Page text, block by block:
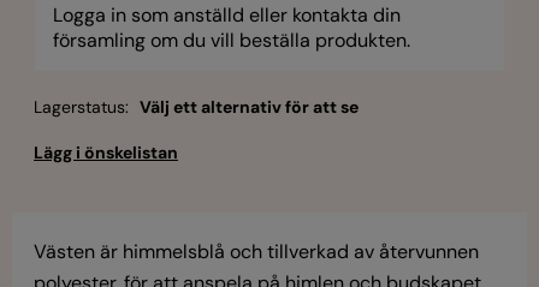
Logga in som anställd eller kontakta din
församling om du vill beställa produkten.
Lagerstatus: Välj ett alternativ för att se
Västen är himmelsblå och tillverkad av återvunnen